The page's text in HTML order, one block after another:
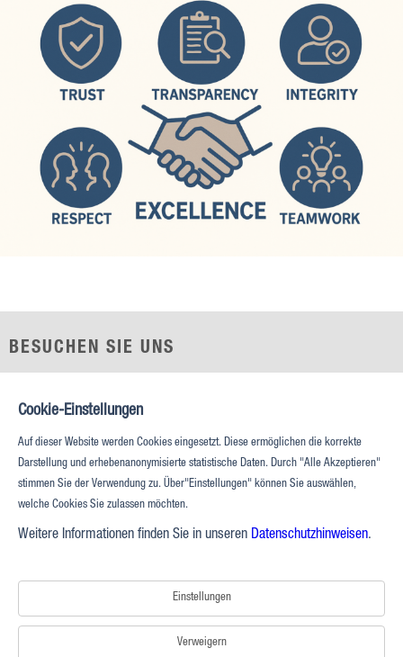
BESUCHEN SIE UNS
5151 Belt Line Rd, Suite 715
Dallas, TX 75254
RUFEN SIE UNS AN
Telefon:
+1 (469) 687 2500
Fax:
+1 (469) 687 2511
Medizinische Investitionen | Datenschutzerklärung |
IABS | Verbraucherschutzhinweis
| Impressum
Cookie-Einstellungen
Auf dieser Website werden Cookies eingesetzt. Diese ermöglichen die korrekte
Darstellung und erhebenanonymisierte statistische Daten. Durch "Alle Akzeptieren"
stimmen Sie der Verwendung zu. Über"Einstellungen" können Sie auswählen,
welche Cookies Sie zulassen möchten.
Weitere Informationen finden Sie in unseren Datenschutzhinweisen.
Einstellungen
Verweigern